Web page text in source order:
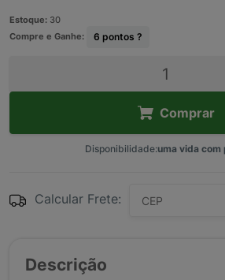
Estoque: 30
Compre e Ganhe:
6 pontos ?
Comprar
Disponibilidade:uma vida com
Calcular Frete:
Descrição